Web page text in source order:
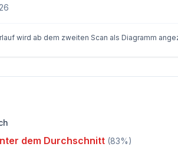
wird ab dem zweiten Scan als Diagramm
dem Durchschnitt (83%)